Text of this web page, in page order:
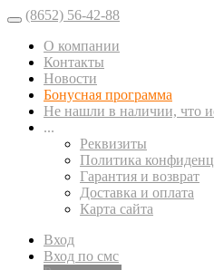
(8652) 56-42-88
О компании
Контакты
Новости
Бонусная программа
Не нашли в наличии, что
...
Реквизиты
Политика
Гарантия и возврат
Доставка и оплата
Карта сайта
Вход
Вход по смс